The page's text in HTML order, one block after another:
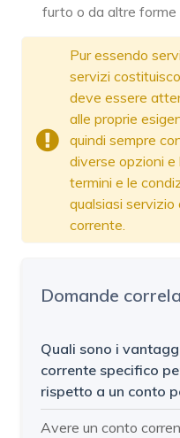
furto o da altre forme
Pur essendo
servizi
deve essere
alle proprie
quindi sempre
diverse opzioni
termini e le
qualsiasi
corrente.
Domande
Quali sono i
corrente specifico
rispetto a un conto
Avere un conto